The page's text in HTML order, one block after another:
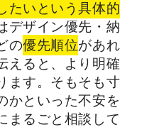
たいという具体的
デザイン優先・納
の優先順位があれ
えると、より明確
ます。そもそも寸
かといった不安を
まるごと相談して